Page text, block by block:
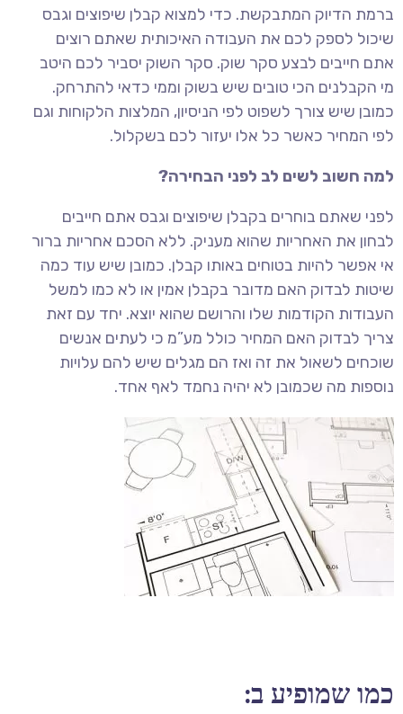
ברמת הדיוק המתבקשת. כדי למצוא קבלן שיפוצים וגבס
שיכול לספק לכם את העבודה האיכותית שאתם רוצים
אתם חייבים לבצע סקר שוק. סקר השוק יסביר לכם היטב
מי הקבלנים הכי טובים שיש בשוק וממי כדאי להתרחק.
כמובן שיש צורך לשפוט לפי הניסיון, המלצות הלקוחות וגם
לפי המחיר כאשר כל אלו יעזור לכם בשקלול.
למה חשוב לשים לב לפני הבחירה?
לפני שאתם בוחרים בקבלן שיפוצים וגבס אתם חייבים
לבחון את האחריות שהוא מעניק. ללא הסכם אחריות ברור
אי אפשר להיות בטוחים באותו קבלן. כמובן שיש עוד כמה
שיטות לבדוק האם מדובר בקבלן אמין או לא כמו למשל
העבודות הקודמות שלו והרושם שהוא יוצא. יחד עם זאת
צריך לבדוק האם המחיר כולל מע”מ כי לעתים אנשים
שוכחים לשאול את זה ואז הם מגלים שיש להם עלויות
נוספות מה שכמובן לא יהיה נחמד לאף אחד.
כמו שמופיע ב: